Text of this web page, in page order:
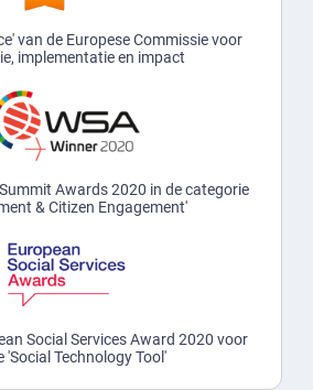
van de Europese Commissie voor
implementatie en impact
Awards 2020 in de categorie
& Citizen Engagement'
Social Services Award 2020 voor
'Social Technology Tool'